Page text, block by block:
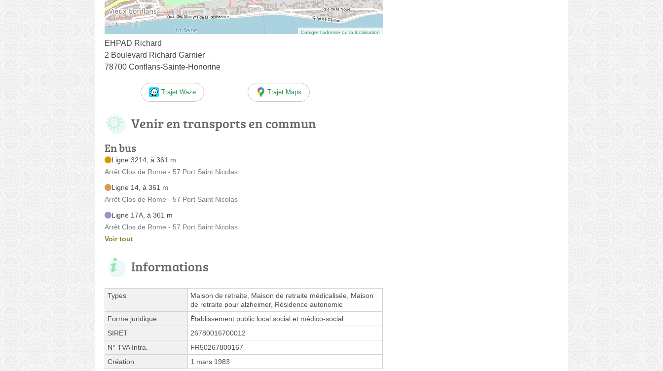
Corriger l’adresse ou la localisation
EHPAD Richard
2 Boulevard Richard Garnier
78700 Conflans-Sainte-Honorine
Trajet Waze Trajet Maps
Venir en transports en commun
En bus
Ligne 3214, à 361 m
Arrêt Clos de Rome - 57 Port Saint Nicolas
Ligne 14, à 361 m
Arrêt Clos de Rome - 57 Port Saint Nicolas
Ligne 17A, à 361 m
Arrêt Clos de Rome - 57 Port Saint Nicolas
Voir tout
Informations
Types
Maison de retraite, Maison de retraite médicalisée, Maison
de retraite pour alzheimer, Résidence autonomie
Forme juridique
Établissement public local social et médico-social
SIRET
26780016700012
N° TVA Intra.
FR50267800167
Création
1 mars 1983